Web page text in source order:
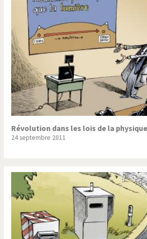
Trump II Un
Vous avez dit "Islam"?
Révolution dans les lois de la physique
24 septembre 2011